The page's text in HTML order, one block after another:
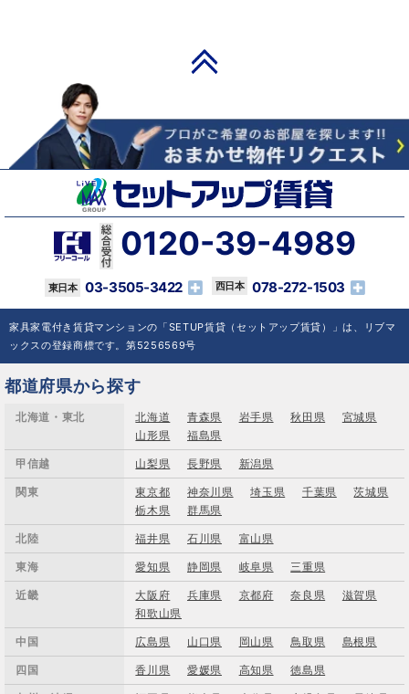
0120-39-4989
03-3505-3422 078-272-1503
家具家電付き賃貸マンションの「SETUP賃貸（セットアップ賃貸）」は、リブマ
ックスの登録商標です。第5256569号
都道府県から探す
北海道・東北 北海道 青森県 岩手県 秋田県
宮城県
山形県
福島県
甲信越 山梨県 長野県 新潟県
関東 東京都 神奈川県 埼玉県 千葉県
茨城県
栃木県
群馬県
北陸 福井県 石川県 富山県
東海 愛知県 静岡県 岐阜県 三重県
近畿 大阪府 兵庫県 京都府 奈良県
滋賀県
和歌山県
中国 広島県 山口県 岡山県 鳥取県 島根県
四国 香川県 愛媛県 高知県 徳島県